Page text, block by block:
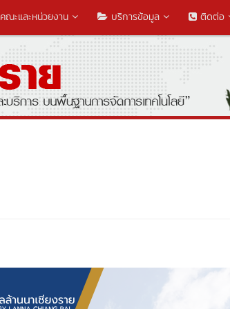
คณะและหน่วยงาน บริการข้อมูล ติดต่อ